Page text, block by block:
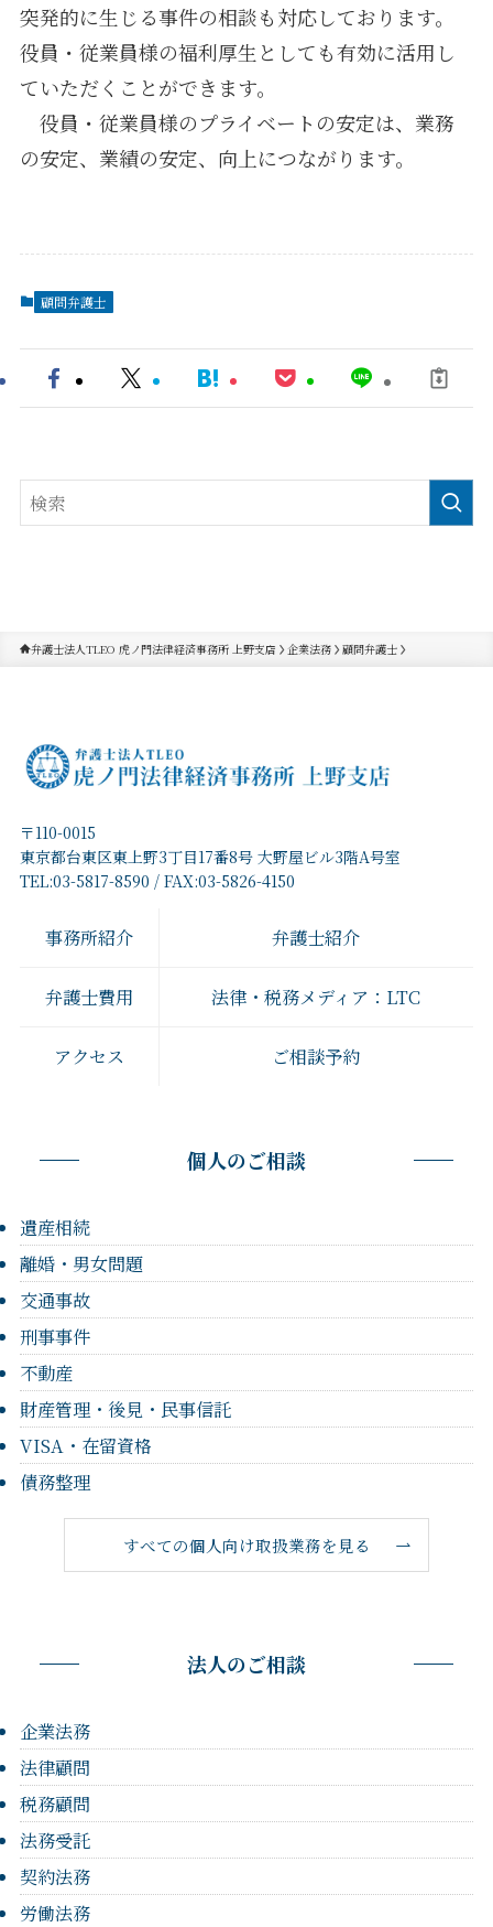
突発的に生じる事件の相談も対応しております。
役員・従業員様の福利厚生としても有効に活用し
ていただくことができます。
役員・従業員様のプライベートの安定は、業務
の安定、業績の安定、向上につながります。
顧問弁護士
弁護士法人TLEO 虎ノ門法律経済事務所 上野支店 企業法務 顧問弁護士
〒110-0015
東京都台東区東上野3丁目17番8号 大野屋ビル3階A号室
TEL:03-5817-8590 / FAX:03-5826-4150
事務所紹介 弁護士紹介
弁護士費用 法律・税務メディア：LTC
アクセス ご相談予約
個人のご相談
遺産相続
離婚・男女問題
交通事故
刑事事件
不動産
財産管理・後見・民事信託
VISA・在留資格
債務整理
すべての個人向け取扱業務を見る
法人のご相談
企業法務
法律顧問
税務顧問
法務受託
契約法務
労働法務